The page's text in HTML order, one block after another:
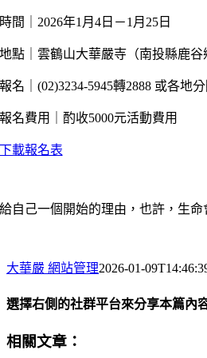
間｜2026年1月4日－1月25日
點｜雲鶴山大華嚴寺（南投縣鹿谷
名｜(02)3234-5945轉2888 或各地
名費用｜酌收5000元活動費用
載報名表
自己一個開始的理由，也許，生命
大華嚴 網站管理2026-01-
選擇右側的社群平台來分享本篇內
Facebook
X
Email:
相關文章：